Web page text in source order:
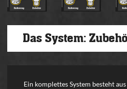
Das System:
Ein komplettes System besteht